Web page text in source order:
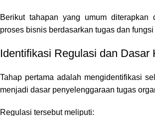
Berikut tahapan yang umum diterapkan
proses bisnis berdasarkan tugas dan
Identifikasi Regulasi dan Dasar
Tahap pertama adalah mengidentifikasi
menjadi dasar penyelenggaraan tugas
Regulasi tersebut meliputi: